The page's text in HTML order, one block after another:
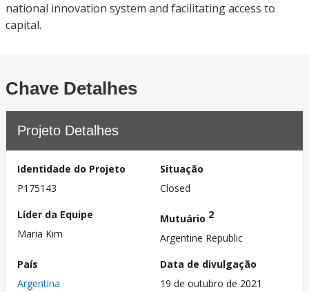
national innovation system and facilitating access to
capital.
Chave Detalhes
Projeto Detalhes
Identidade do Projeto
P175143
Situação
Closed
Líder da Equipe
Maria Kim
Mutuário 2
Argentine Republic
País
Argentina
Data de divulgação
19 de outubro de 2021